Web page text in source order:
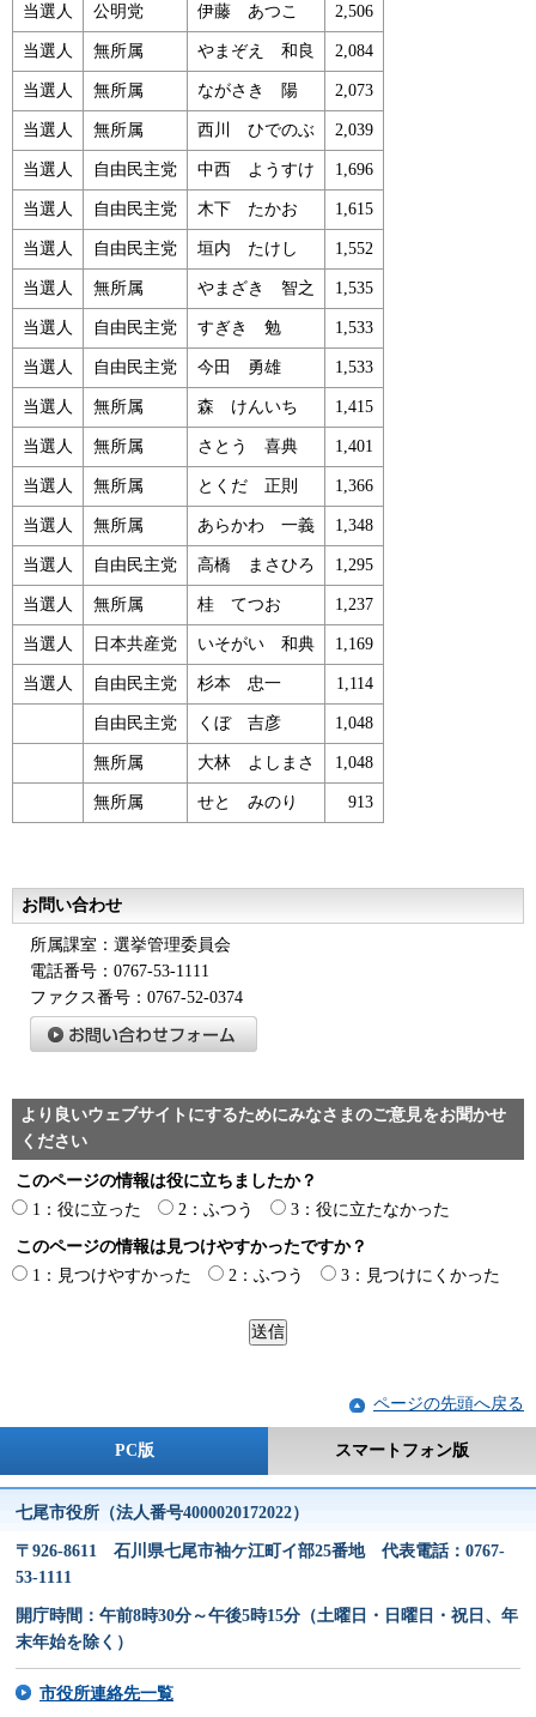
当選人 公明党 伊藤 あつこ 2,506
当選人 無所属 やまぞえ 和良 2,084
当選人 無所属 ながさき 陽 2,073
当選人 無所属 西川 ひでのぶ 2,039
当選人 自由民主党 中西 ようすけ 1,696
当選人 自由民主党 木下 たかお 1,615
当選人 自由民主党 垣内 たけし 1,552
当選人 無所属 やまざき 智之 1,535
当選人 自由民主党 すぎき 勉 1,533
当選人 自由民主党 今田 勇雄 1,533
当選人 無所属 森 けんいち 1,415
当選人 無所属 さとう 喜典 1,401
当選人 無所属 とくだ 正則 1,366
当選人 無所属 あらかわ 一義 1,348
当選人 自由民主党 高橋 まさひろ 1,295
当選人 無所属 桂 てつお 1,237
当選人 日本共産党 いそがい 和典 1,169
当選人 自由民主党 杉本 忠一 1,114
自由民主党 くぼ 吉彦 1,048
無所属 大林 よしまさ 1,048
無所属 せと みのり 913
お問い合わせ
所属課室：選挙管理委員会
電話番号：0767-53-1111
ファクス番号：0767-52-0374
より良いウェブサイトにするためにみなさまのご意見をお聞かせ
ください
このページの情報は役に立ちましたか？
1：役に立った
2：ふつう 3：役に立たなかった
このページの情報は見つけやすかったですか？
1：見つけやすかった
2：ふつう 3：見つけにくかった
ページの先頭へ戻る
PC版 スマートフォン版
七尾市役所（法人番号4000020172022）
〒926-8611 石川県七尾市袖ケ江町イ部25番地 代表電話：0767-
53-1111
開庁時間：午前8時30分～午後5時15分（土曜日・日曜日・祝日、年
末年始を除く）
市役所連絡先一覧